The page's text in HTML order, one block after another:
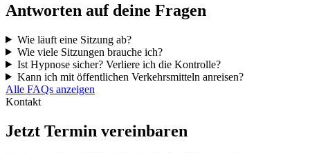
Antworten auf deine Fragen
Wie läuft eine Sitzung ab?
Wie viele Sitzungen brauche ich?
Ist Hypnose sicher? Verliere ich die Kontrolle?
Kann ich mit öffentlichen Verkehrsmitteln anreisen?
Alle FAQs anzeigen
Kontakt
Jetzt Termin vereinbaren